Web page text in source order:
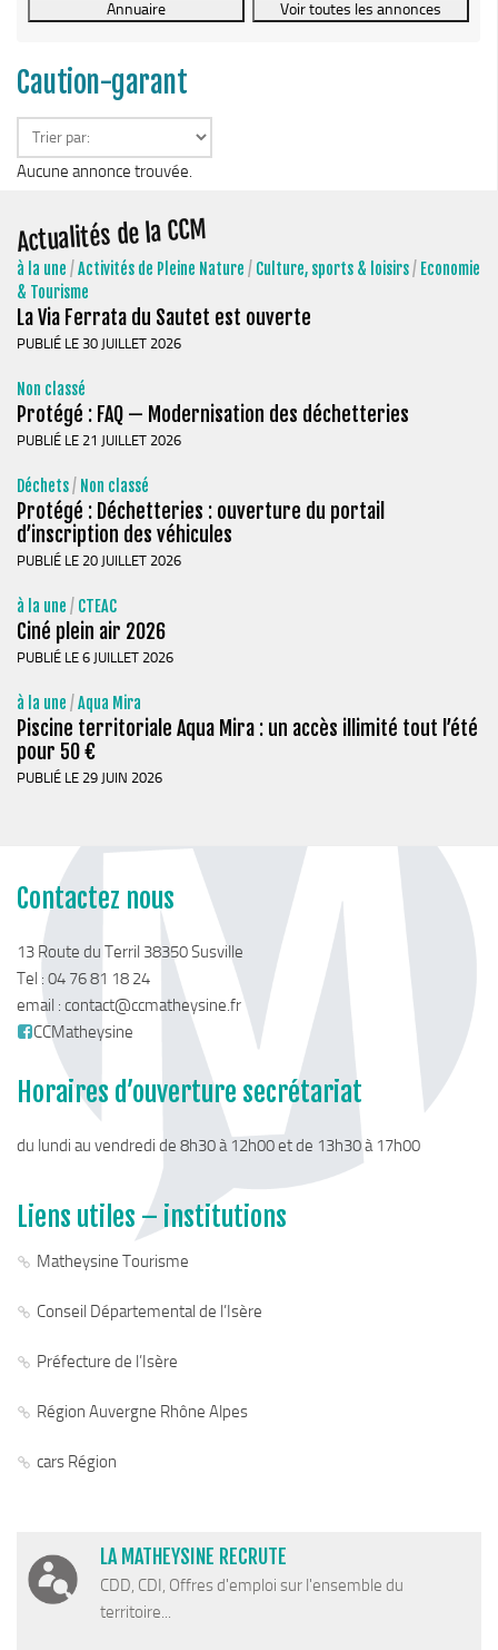
Le Conseil Communautaire
La CCM recrute
Economie & Tourisme
Développement économique
LEADER, aides européennes
Travaillez en Matheysine
Montagne, Agriculture & Forêt
Guide des producteurs
Stratégie forestière du massif sud Isère
Stratégie Foncière
Reconquête de terrains agricoles et installations
Projet Alimentaire Territorial
Urbanisme ADS (Autorisation des droits du sol)
Aménagements touristiques
Stratégie de développement touristique
Territoire Napoléon
Chemins de randonnée
Taxe de séjour & Tourisme
Enfance & Cohésion Sociale
Petite Enfance
Grandir en Matheysine
Crèches et LAEP
Jeunesse
Jeunes En Matheysine
PAT Volet social
Caution-garant
Aucune annonce trouvée.
Actualités de la CCM
à la une /Activités de Pleine Nature / Culture, sports & loisirs/ Economie
& Tourisme
La Via Ferrata du Sautet est ouverte
PUBLIÉ LE 30 JUILLET 2026
Non classé
Protégé : FAQ — Modernisation des déchetteries
PUBLIÉ LE 21 JUILLET 2026
Déchets/ Non classé
Protégé : Déchetteries : ouverture du portail
d’inscription des véhicules
PUBLIÉ LE 20 JUILLET 2026
à la une / CTEAC
Ciné plein air 2026
PUBLIÉ LE 6 JUILLET 2026
à la une /Aqua Mira
Piscine territoriale Aqua Mira : un accès illimité tout l’été
pour 50 €
PUBLIÉ LE 29 JUIN 2026
Contactez nous
13 Route du Terril 38350 Susville
Tel : 04 76 81 18 24
email : contact@ccmatheysine.fr
CCMatheysine
Horaires d’ouverture secrétariat
du lundi au vendredi de 8h30 à 12h00 et de 13h30 à 17h00
Liens utiles – institutions
Matheysine Tourisme
Conseil Départemental de l’Isère
Préfecture de l’Isère
Région Auvergne Rhône Alpes
cars Région
LA MATHEYSINE RECRUTE
CDD, CDI, Offres d'emploi sur l'ensemble du
territoire...